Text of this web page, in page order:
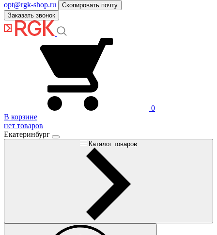
opt@rgk-shop.ru
Скопировать почту
Заказать звонок
0
В корзине
нет товаров
Екатеринбург
Каталог товаров